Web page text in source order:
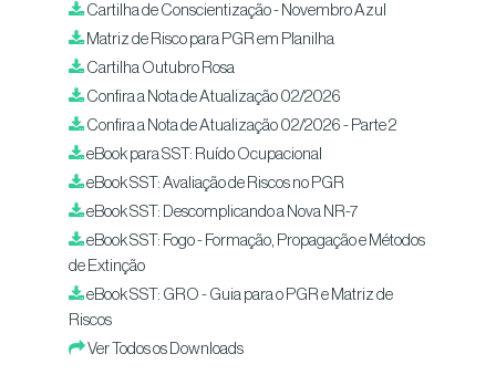
Cartilha de Conscientização - Novembro Azul
Matriz de Risco para PGR em Planilha
Cartilha Outubro Rosa
Confira a Nota de Atualização 02/2026
Confira a Nota de Atualização 02/2026 - Parte 2
eBook para SST: Ruído Ocupacional
eBook SST: Avaliação de Riscos no PGR
eBook SST: Descomplicando a Nova NR-7
eBook SST: Fogo - Formação, Propagação e Métodos
de Extinção
eBook SST: GRO - Guia para o PGR e Matriz de
Riscos
Ver Todos os Downloads